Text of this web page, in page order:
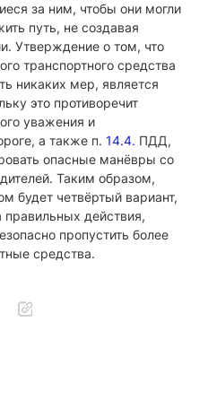
за ним, чтобы они могли
путь, не создавая
Утверждение о том, что
транспортного средства
никаких мер, является
это противоречит
уважения и
а также п. 14.4. ПДД,
опасные манёвры со
Таким образом,
будет четвёртый вариант,
действия,
пропустить более
средства.